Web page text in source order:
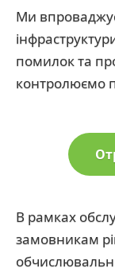
Ми
помилок та
контролюємо
В рамках
замовникам